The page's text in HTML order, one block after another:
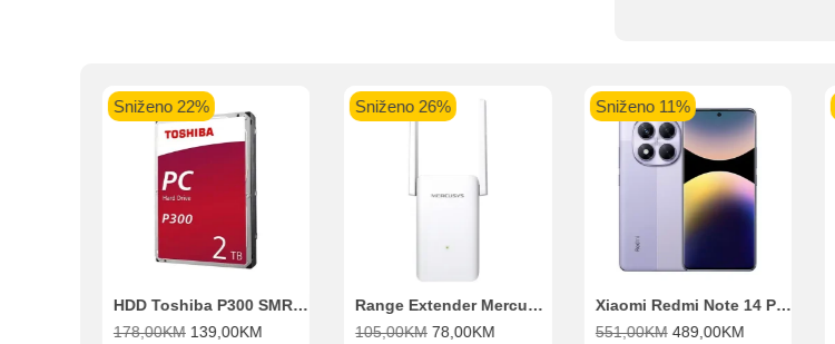
Sniženo 22%
HDD Toshiba P300 SMR 3.5″ 2TB SATA III
178,00KM 139,00KM
Sniženo 26%
Range Extender Mercusys AX3000 ME80X Wi-Fi 6
105,00KM 78,00KM
Sniženo 11%
Xiaomi Redmi Note 14 Pro 8GB 256GB Ljubičasti
551,00KM 489,00KM